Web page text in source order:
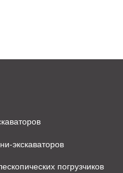
экскаваторов
погрузчиков